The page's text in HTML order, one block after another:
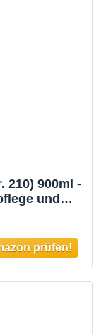
210) 900ml -
und